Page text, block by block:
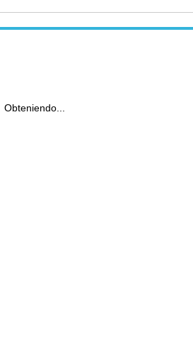
Obteniendo...